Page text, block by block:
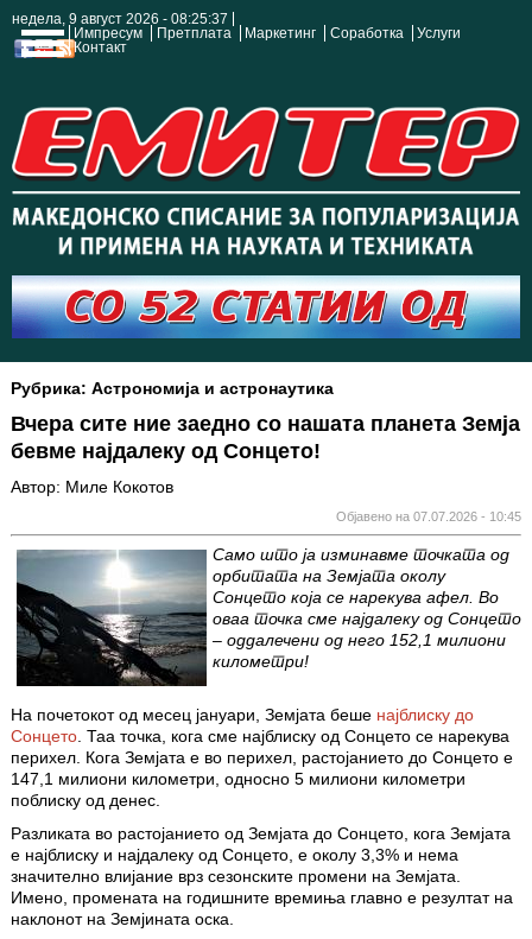
недела, 9 август 2026 - 08:25:38
Импресум
Претплата Маркетинг Соработка
Услуги
Контакт
Рубрика: Астрономија и астронаутика
Вчера сите ние заедно со нашата планета Земја
бевме најдалеку од Сонцето!
Автор: Миле Кокотов
Објавено на 07.07.2026 - 10:45
Само што ја изминавме точката од
орбитата на Земјата околу
Сонцето која се нарекува афел. Во
оваа точка сме најдалеку од Сонцето
– оддалечени од него 152,1 милиони
километри!
На почетокот од месец јануари, Земјата беше најблиску до
Сонцето. Таа точка, кога сме најблиску од Сонцето се нарекува
перихел. Кога Земјата е во перихел, растојанието до Сонцето е
147,1 милиони километри, односно 5 милиони километри
поблиску од денес.
Разликата во растојанието од Земјата до Сонцето, кога Земјата
е најблиску и најдалеку од Сонцето, е околу 3,3% и нема
значително влијание врз сезонските промени на Земјата.
Имено, промената на годишните времиња главно е резултат на
наклонот на Земјината оска.